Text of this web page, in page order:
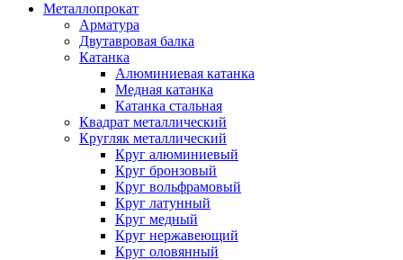
Металлопрокат
Арматура
Двутавровая балка
Катанка
Алюминиевая катанка
Медная катанка
Катанка стальная
Квадрат металлический
Кругляк металлический
Круг алюминиевый
Круг бронзовый
Круг вольфрамовый
Круг латунный
Круг медный
Круг нержавеющий
Круг оловянный